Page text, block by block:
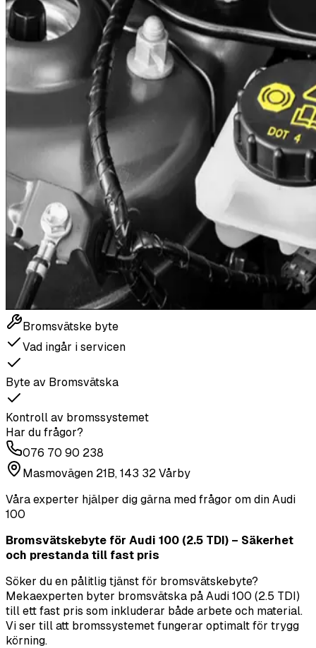
Bromsvätske byte
Vad ingår i servicen
Byte av Bromsvätska
Kontroll av bromssystemet
Har du frågor?
076 70 90 238
Masmovägen 21B, 143 32 Vårby
Våra experter hjälper dig gärna med frågor om din Audi
100
Bromsvätskebyte för Audi 100 (2.5 TDI) – Säkerhet
och prestanda till fast pris
Söker du en pålitlig tjänst för bromsvätskebyte?
Mekaexperten byter bromsvätska på Audi 100 (2.5 TDI)
till ett fast pris som inkluderar både arbete och material.
Vi ser till att bromssystemet fungerar optimalt för trygg
körning.